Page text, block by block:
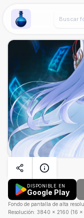
Wallpaper Alchemy
DISPONIBLE EN
Google Play
Fondo de pantalla de alta
Resolución: 3840 × 2160 (16 ×